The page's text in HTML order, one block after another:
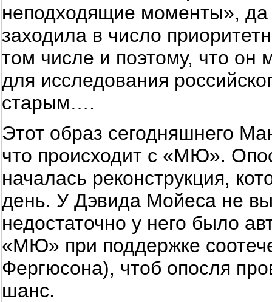
неподходящие моменты», да
заходила в число
том числе и поэтому, что он
для исследования
старым….
Этот образ сегодняшнего
что происходит с «МЮ».
началась реконструкция,
день. У Дэвида Мойеса не
недостаточно у него было
«МЮ» при поддержке
Фергюсона), чтоб опосля
шанс.